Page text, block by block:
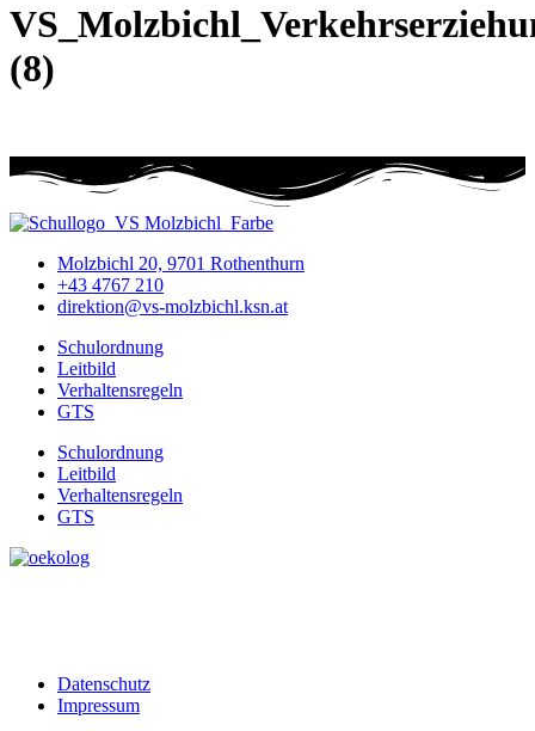
(8)
Molzbichl 20, 9701 Rothenthurn
+43 4767 210
direktion@vs-molzbichl.ksn.at
Schulordnung
Leitbild
Verhaltensregeln
GTS
Schulordnung
Leitbild
Verhaltensregeln
GTS
Datenschutz
Impressum